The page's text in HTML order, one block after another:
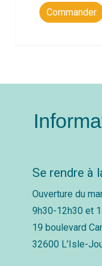
Commander
Se rendre à
Ouverture du
9h30-12h30 et
19 boulevard
32600 L’Isle-